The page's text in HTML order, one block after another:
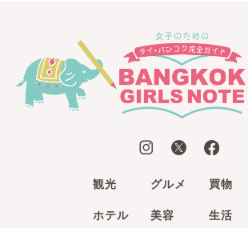
観光 グルメ 買物
ホテル 美容 生活